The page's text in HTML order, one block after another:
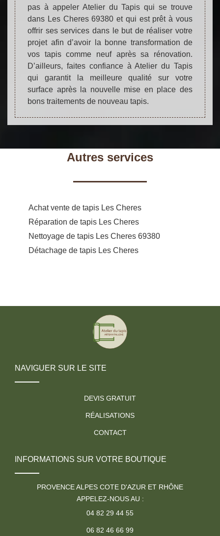
pas à appeler Atelier du Tapis qui se trouve
dans Les Cheres 69380 et qui est prêt à vous
offrir ses services dans le but de réaliser votre
projet afin d’avoir la bonne transformation de
vos tapis comme neuf après sa rénovation.
D’ailleurs, faites confiance à Atelier du Tapis
qui garantit la meilleure qualité sur votre
surface après la nouvelle mise en place des
bons traitements de nouveau tapis.
Autres services
Achat vente de tapis Les Cheres
Réparation de tapis Les Cheres
Nettoyage de tapis Les Cheres 69380
Détachage de tapis Les Cheres
NAVIGUER SUR LE SITE
DEVIS GRATUIT
RÉALISATIONS
CONTACT
INFORMATIONS SUR VOTRE BOUTIQUE
PROVENCE ALPES COTE D'AZUR ET RHÔNE
APPELEZ-NOUS AU :
04 82 29 44 55
06 82 46 66 99